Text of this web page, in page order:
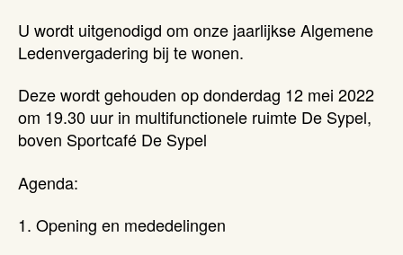
U wordt uitgenodigd om onze jaarlijkse Algemene
Ledenvergadering bij te wonen.
Deze wordt gehouden op donderdag 12 mei 2022
om 19.30 uur in multifunctionele ruimte De Sypel,
boven Sportcafé De Sypel
Agenda:
1. Opening en mededelingen